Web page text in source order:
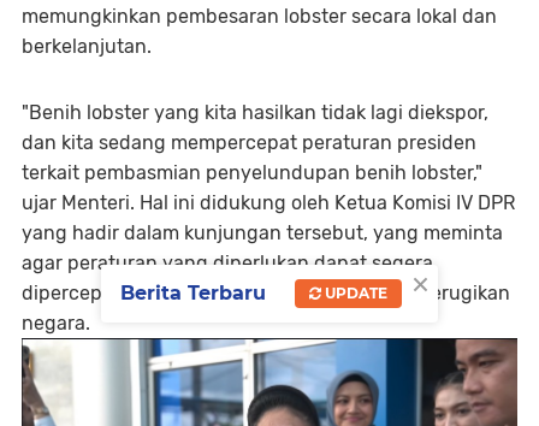
memungkinkan pembesaran lobster secara lokal dan
berkelanjutan.
"Benih lobster yang kita hasilkan tidak lagi diekspor,
dan kita sedang mempercepat peraturan presiden
terkait pembasmian penyelundupan benih lobster,"
ujar Menteri. Hal ini didukung oleh Ketua Komisi IV DPR
yang hadir dalam kunjungan tersebut, yang meminta
agar peraturan yang diperlukan dapat segera
dipercepat untuk menekan aksi ilegal yang merugikan
negara.
×
Berita Terbaru UPDATE